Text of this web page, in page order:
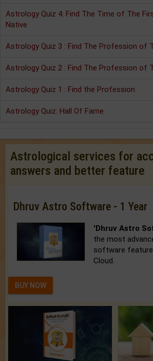
Astrology Quiz 4: Find The Time of The
Native
Astrology Quiz 3 : Find The Profession of
Astrology Quiz 2 : Find The Profession of
Astrology Quiz 1 : Find the Profession
Astrology Quiz: Hall Of Fame
Astrological services for
answers and better feature
Dhruv Astro Software - 1 Year
'Dhruv Astro
the most
software
Cloud.
BUY NOW